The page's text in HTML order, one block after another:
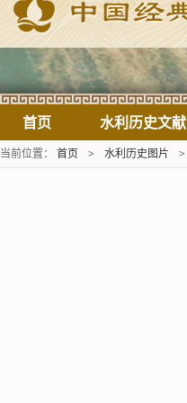
首页 水利历史文献
当前位置： 首页 > 水利历史图片 >